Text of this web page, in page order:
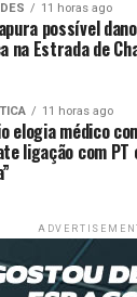
11 horas ago
possível
na Estrada de
11 horas ago
elogia médico
ligação com PT